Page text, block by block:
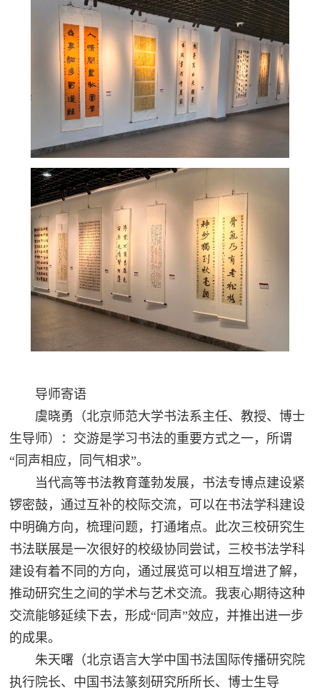
导师寄语
虞晓勇（北京师范大学书法系主任、教授、博士
生导师）：交游是学习书法的重要方式之一，所谓
“同声相应，同气相求”。
当代高等书法教育蓬勃发展，书法专博点建设紧
锣密鼓，通过互补的校际交流，可以在书法学科建设
中明确方向，梳理问题，打通堵点。此次三校研究生
书法联展是一次很好的校级协同尝试，三校书法学科
建设有着不同的方向，通过展览可以相互增进了解，
推动研究生之间的学术与艺术交流。我衷心期待这种
交流能够延续下去，形成“同声”效应，并推出进一步
的成果。
朱天曙（北京语言大学中国书法国际传播研究院
执行院长、中国书法篆刻研究所所长、博士生导